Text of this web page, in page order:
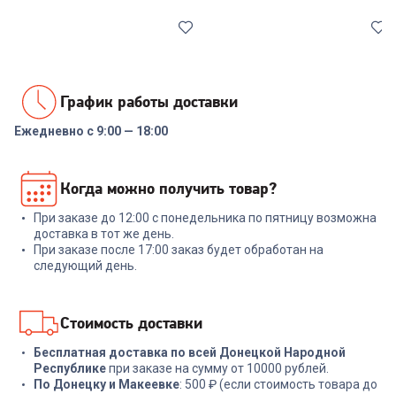
Набор ножей RONDELL RD-
1130 Urban Ultimate Набор из
5 ножей с подст.
+ 329 бонусов
10 999₽
NADOBA ANEZKA 7 пр
8 999₽
График работы доставки
Ежедневно с 9:00 — 18:00
Когда можно получить товар?
При заказе до 12:00 с понедельника по пятницу возможна
доставка в тот же день.
При заказе после 17:00 заказ будет обработан на
следующий день.
Стоимость доставки
Бесплатная доставка по всей Донецкой Народной
Республикепри заказе на сумму от 10000 рублей.
По Донецку и Макеевке: 500 ₽ (если стоимость товара до